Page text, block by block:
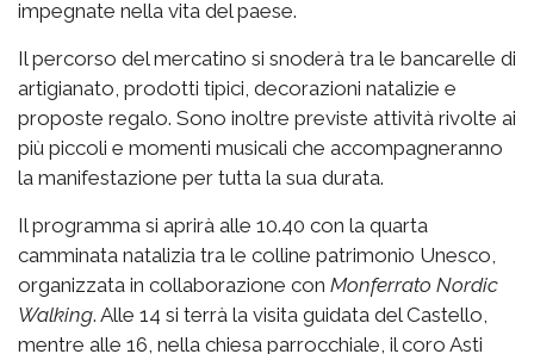
impegnate nella vita del paese.
Il percorso del mercatino si snoderà tra le bancarelle di
artigianato, prodotti tipici, decorazioni natalizie e
proposte regalo. Sono inoltre previste attività rivolte ai
più piccoli e momenti musicali che accompagneranno
la manifestazione per tutta la sua durata.
Il programma si aprirà alle 10.40 con la quarta
camminata natalizia tra le colline patrimonio Unesco,
organizzata in collaborazione con Monferrato Nordic
Walking. Alle 14 si terrà la visita guidata del Castello,
mentre alle 16, nella chiesa parrocchiale, il coro Asti